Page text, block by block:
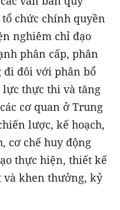
chức chính quyền
nghiêm chỉ đạo
phân cấp, phân
đi đôi với phân bổ
thực thi và tăng
cơ quan ở Trung
lược, kế hoạch,
cơ chế huy động
thực hiện, thiết kế
và khen thưởng, kỷ